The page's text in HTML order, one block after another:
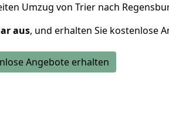
Umzug von Trier nach
aus, und erhalten Sie kostenlose
Angebote erhalten